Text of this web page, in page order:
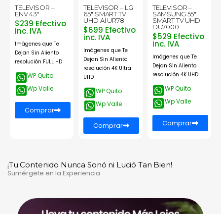
TELEVISOR –
ENV 43″
$239 Efectivo
inc. IVA
Imágenes que Te
Dejan Sin Aliento
resolución FULL HD
WP Quito
Wp Valle
Comprar
TELEVISOR – LG
65″ SMART TV
UHD AI UR78
$699 Efectivo
inc. IVA
Imágenes que Te
Dejan Sin Aliento
resolución 4K Ultra
UHD
WP Quito
Wp Valle
Comprar
TELEVISOR –
SAMSUNG 55″
SMART TV UHD
DU7000
$529 Efectivo
inc. IVA
Imágenes que Te
Dejan Sin Aliento
resolución 4K UHD
WP Quito
Wp Valle
Comprar
¡Tu Contenido Nunca Sonó ni Lució Tan Bien!
Sumérgete en la Experiencia